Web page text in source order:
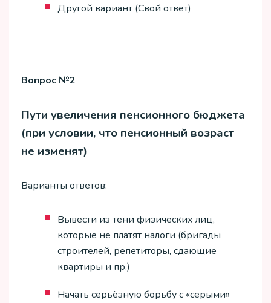
Другой вариант (Свой ответ)
Вопрос №2
Пути увеличения пенсионного бюджета
(при условии, что пенсионный возраст
не изменят)
Варианты ответов:
Вывести из тени физических лиц,
которые не платят налоги (бригады
строителей, репетиторы, сдающие
квартиры и пр.)
Начать серьёзную борьбу с «серыми»